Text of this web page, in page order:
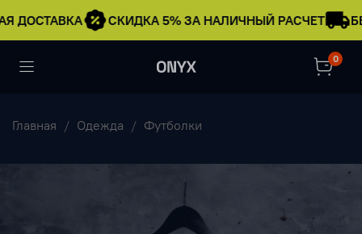
ДОСТАВКА СКИДКА 5% ЗА НАЛИЧНЫЙ РАСЧЕТ
0
Главная Одежда Футболки